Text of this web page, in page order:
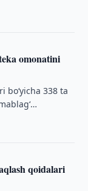
omonatini
bo‘yicha 338 ta
qoidalari